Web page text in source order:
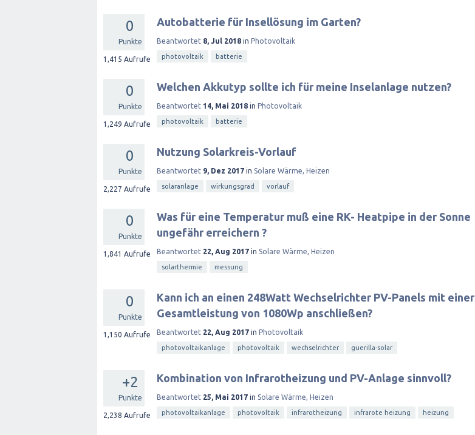
0
Punkte
1,415 Aufrufe
Autobatterie für Insellösung im Garten?
Beantwortet 8, Jul 2018 in Photovoltaik
photovoltaik batterie
0
Punkte
1,249 Aufrufe
Welchen Akkutyp sollte ich für meine Inselanlage nutzen?
Beantwortet 14, Mai 2018 in Photovoltaik
photovoltaik batterie
0
Punkte
2,227 Aufrufe
Nutzung Solarkreis-Vorlauf
Beantwortet 9, Dez 2017 in Solare Wärme, Heizen
solaranlage wirkungsgrad vorlauf
0
Punkte
1,841 Aufrufe
Was für eine Temperatur muß eine RK- Heatpipe in der Sonne
ungefähr erreichern ?
Beantwortet 22, Aug 2017 in Solare Wärme, Heizen
solarthermie messung
0
Punkte
1,150 Aufrufe
Kann ich an einen 248Watt Wechselrichter PV-Panels mit einer
Gesamtleistung von 1080Wp anschließen?
Beantwortet 22, Aug 2017 in Photovoltaik
photovoltaikanlage photovoltaik wechselrichter guerilla-solar
+2
Punkte
2,238 Aufrufe
Kombination von Infrarotheizung und PV-Anlage sinnvoll?
Beantwortet 25, Mai 2017 in Solare Wärme, Heizen
photovoltaikanlage photovoltaik infrarotheizung infrarote heizung heizung